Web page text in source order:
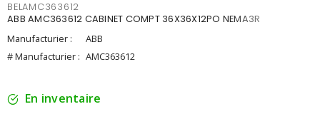
BELAMC363612
ABB AMC363612 CABINET COMPT 36X36X12PO NEMA3R
Manufacturier :
ABB
# Manufacturier : AMC363612
En inventaire